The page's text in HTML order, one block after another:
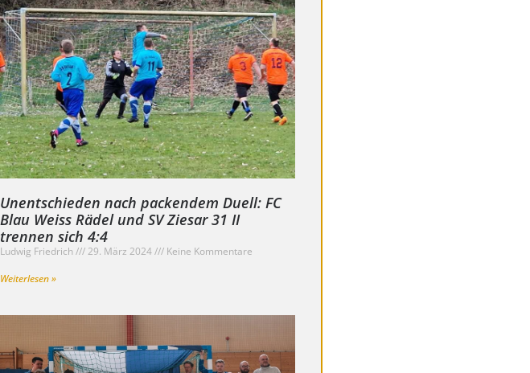
Unentschieden nach packendem Duell: FC
Blau Weiss Rädel und SV Ziesar 31 II
trennen sich 4:4
Ludwig Friedrich 29. März 2024
Keine Kommentare
Weiterlesen »